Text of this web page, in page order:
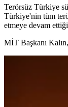
Terörsüz Türkiye
Türkiye'nin tüm
etmeye devam
MİT Başkanı